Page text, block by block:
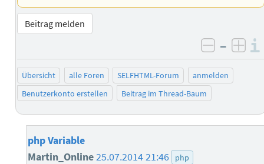
Beitrag melden
negativ
–
Übersicht alle Foren SELFHTML-Forum
anmelden
Benutzerkonto erstellen
Beitrag im Thread-Baum
php Variable
Martin_Online25.07.2014 21:46 php